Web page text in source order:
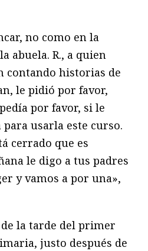
no como en la
abuela. R., a quien
contando historias de
le pidió por favor,
por favor, si le
usarla este curso.
cerrado que es
le digo a tus padres
y vamos a por una»,
la tarde del primer
justo después de